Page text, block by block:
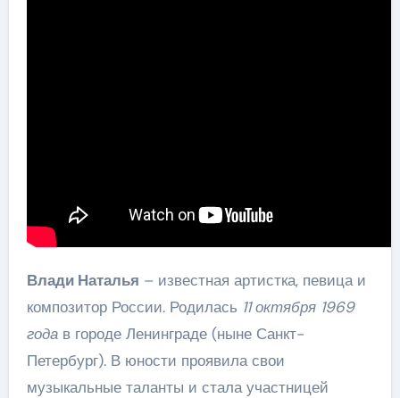
Влади Наталья – известная артистка, певица и
композитор России. Родилась 11 октября 1969
годав городе Ленинграде (ныне Санкт-
Петербург). В юности проявила свои
музыкальные таланты и стала участницей